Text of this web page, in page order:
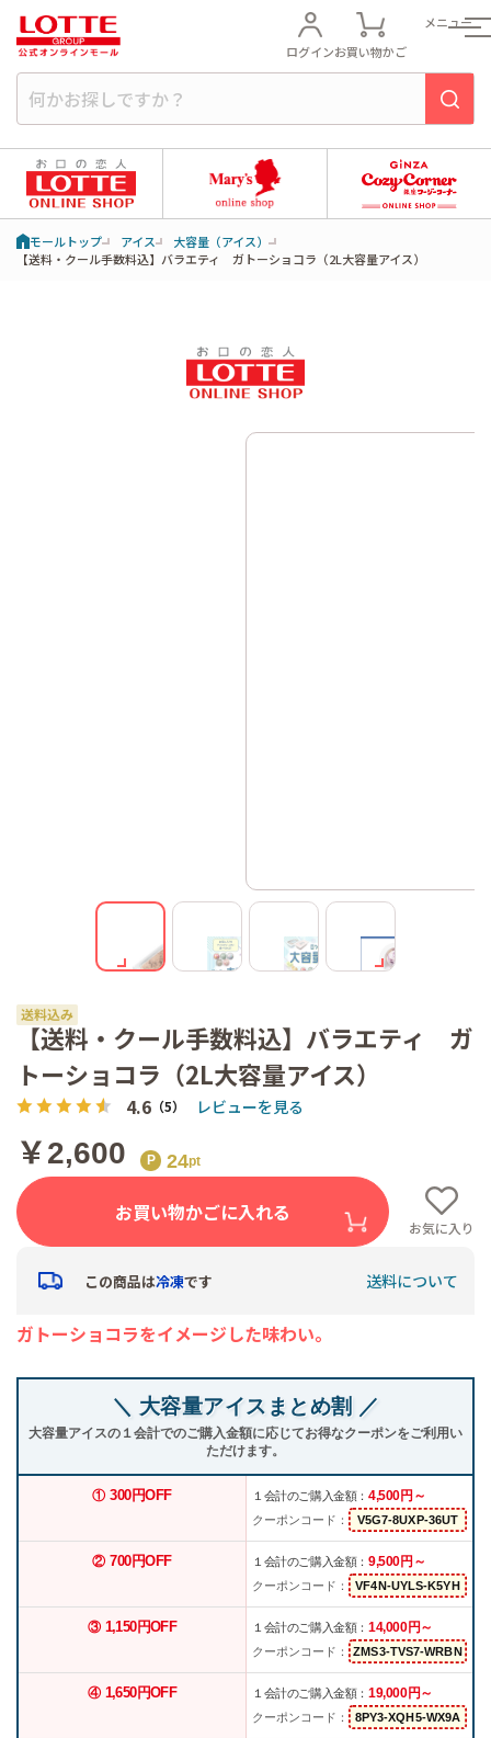
ログインお買い物かご
メニュー
モールトップ アイス
大容量（アイス）
【送料・クール手数料込】バラエティ ガトーショコラ（2L大容量アイス）
【送料・クール手数料込】バラエティ ガ
トーショコラ（2L大容量アイス）
4.6 （5） レビューを見る
￥2,600 24
お買い物かごに入れる
お気に入り
この商品は冷凍です 送料について
ガトーショコラをイメージした味わい。
＼ 大容量アイスまとめ割 ／
大容量アイスの１会計でのご購入金額に応じてお得なクーポンをご利用い
ただけます。
① 300円OFF １会計のご購入金額： 4,500円～
クーポンコード：
② 700円OFF １会計のご購入金額： 9,500円～
クーポンコード：
③ 1,150円OFF １会計のご購入金額： 14,000円～
クーポンコード：
④ 1,650円OFF １会計のご購入金額： 19,000円～
クーポンコード：